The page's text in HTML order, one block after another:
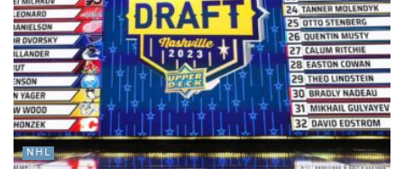
NHL